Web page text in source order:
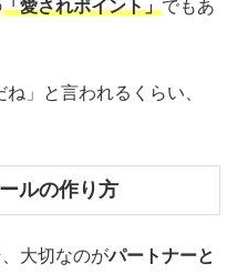
「愛されポイント」でもあ
」と言われるくらい、
ルの作り方
大切なのがパートナーと